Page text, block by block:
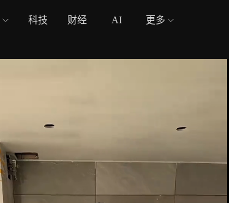
科技 财经 AI 更多